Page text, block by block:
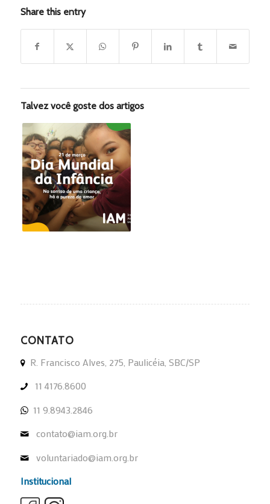
Share this entry
Talvez você goste dos artigos
CONTATO
R. Francisco Alves, 275, Paulicéia, SBC/SP
11 4176.8600
11 9.8943.2846
contato@iam.org.br
voluntariado@iam.org.br
Institucional